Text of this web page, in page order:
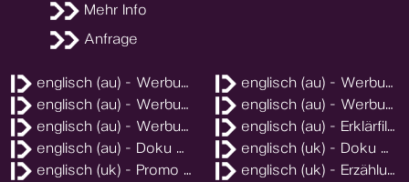
Mehr Info
Anfrage
englisch (au) - Werbung
englisch (au) - Werbung
englisch (au) - Werbung
englisch (au) - Werbung
englisch (au) - Werbung Kids
englisch (au) - Erklärfilm
englisch (au) - Doku Off-Stimme
englisch (uk) - Doku Voice over
englisch (uk) - Promo Ausstellung
englisch (uk) - Erzählung